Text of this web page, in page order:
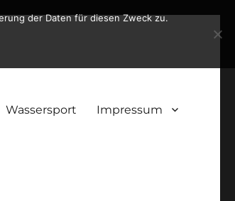
Wassersport Impressum
der Daten für diesen Zweck zu.